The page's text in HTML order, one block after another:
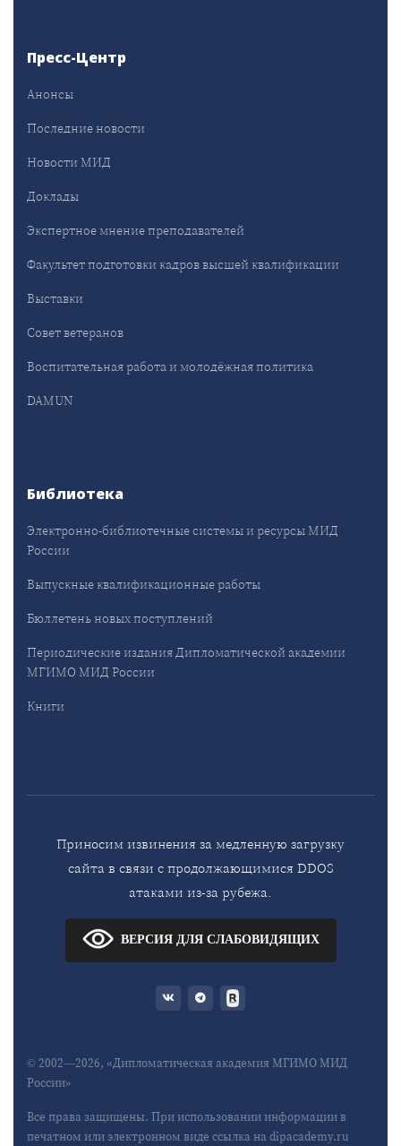
Пресс-Центр
Анонсы
Последние новости
Новости МИД
Доклады
Экспертное мнение преподавателей
Факультет подготовки кадров высшей квалификации
Выставки
Совет ветеранов
Воспитательная работа и молодёжная политика
DAMUN
Библиотека
Электронно-библиотечные системы и ресурсы МИД
России
Выпускные квалификационные работы
Бюллетень новых поступлений
Периодические издания Дипломатической академии
МГИМО МИД России
Книги
Приносим извинения за медленную загрузку
сайта в связи с продолжающимися DDOS
атаками из-за рубежа.
ВЕРСИЯ ДЛЯ СЛАБОВИДЯЩИХ
© 2002—2026, «Дипломатическая академия МГИМО МИД
России»
Все права защищены. При использовании информации в
печатном или электронном виде ссылка на dipacademy.ru